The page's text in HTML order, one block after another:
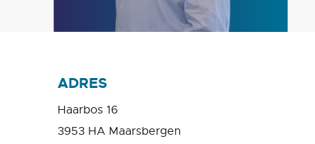
ADRES
Haarbos 16
3953 HA Maarsbergen